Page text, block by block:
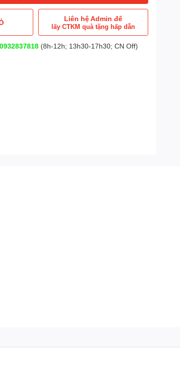
Liên hệ Admin để
lấy CTKM quà tặng hấp dẫn
0932837818(8h-12h; 13h30-17h30; CN Off)